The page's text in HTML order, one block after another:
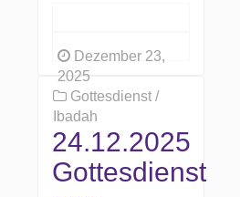
Dezember 23,
2025
Gottesdienst /
Ibadah
24.12.2025
Gottesdienst